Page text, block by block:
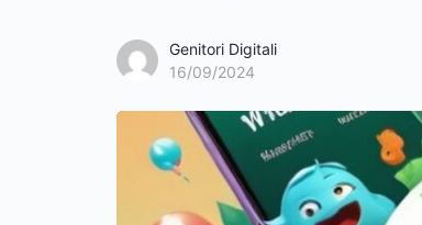
Genitori Digitali
16/09/2024